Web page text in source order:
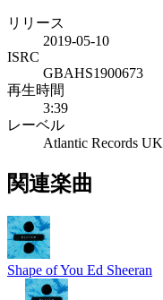
リリース
2019-05-10
ISRC
GBAHS1900673
再生時間
3:39
レーベル
Atlantic Records UK
関連楽曲
Shape of You Ed Sheeran